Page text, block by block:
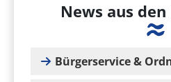
News aus
Bürgerservice &